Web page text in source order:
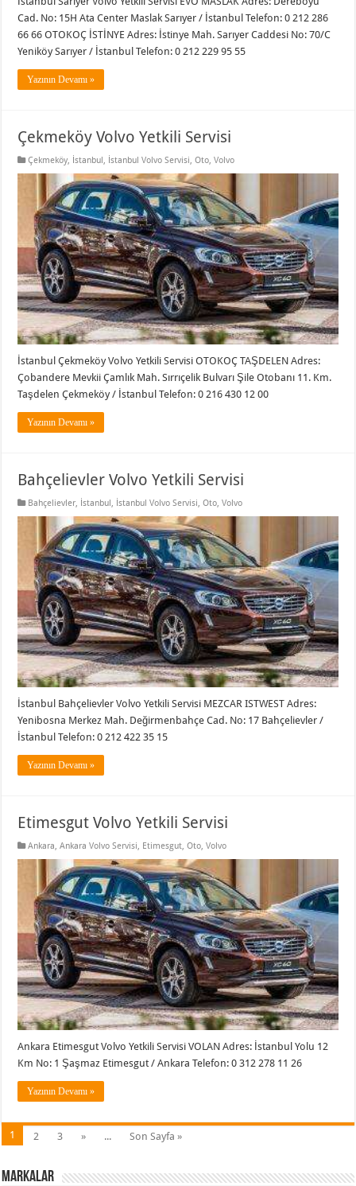
Cad. No: 15H Ata Center Maslak Sarıyer / İstanbul Telefon: 0 212 286
66 66 OTOKOÇ İSTİNYE Adres: İstinye Mah. Sarıyer Caddesi No: 70/C
Yeniköy Sarıyer / İstanbul Telefon: 0 212 229 95 55
Yazının Devamı »
Çekmeköy Volvo Yetkili Servisi
Çekmeköy, İstanbul, İstanbul Volvo Servisi,Oto,Volvo
İstanbul Çekmeköy Volvo Yetkili Servisi OTOKOÇ TAŞDELEN Adres:
Çobandere Mevkii Çamlık Mah. Sırrıçelik Bulvarı Şile Otobanı 11. Km.
Taşdelen Çekmeköy / İstanbul Telefon: 0 216 430 12 00
Yazının Devamı »
Bahçelievler Volvo Yetkili Servisi
Bahçelievler, İstanbul, İstanbul Volvo Servisi,Oto,Volvo
İstanbul Bahçelievler Volvo Yetkili Servisi MEZCAR ISTWEST Adres:
Yenibosna Merkez Mah. Değirmenbahçe Cad. No: 17 Bahçelievler /
İstanbul Telefon: 0 212 422 35 15
Yazının Devamı »
Etimesgut Volvo Yetkili Servisi
Ankara,Ankara Volvo Servisi, Etimesgut,Oto,Volvo
Ankara Etimesgut Volvo Yetkili Servisi VOLAN Adres: İstanbul Yolu 12
Km No: 1 Şaşmaz Etimesgut / Ankara Telefon: 0 312 278 11 26
Yazının Devamı »
1 2 3 » ... Son Sayfa »
Markalar